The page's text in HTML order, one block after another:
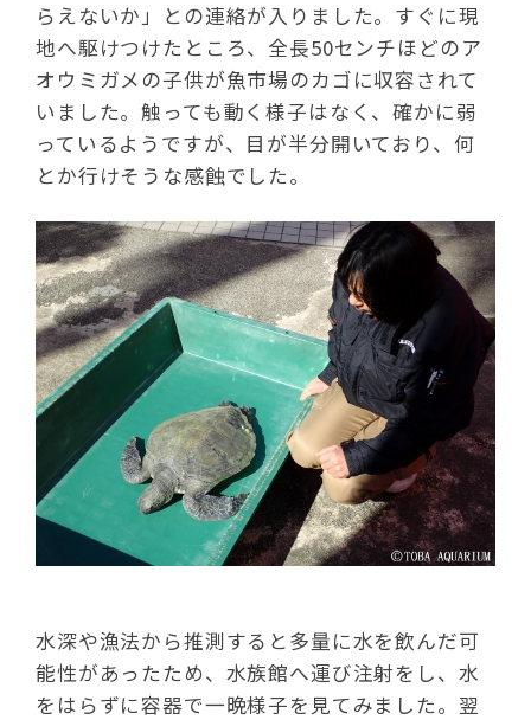
らえないか」との連絡が入りました。すぐに現
地へ駆けつけたところ、全長50センチほどのア
オウミガメの子供が魚市場のカゴに収容されて
いました。触っても動く様子はなく、確かに弱
っているようですが、目が半分開いており、何
とか行けそうな感蝕でした。
水深や漁法から推測すると多量に水を飲んだ可
能性があったため、水族館へ運び注射をし、水
をはらずに容器で一晩様子を見てみました。翌